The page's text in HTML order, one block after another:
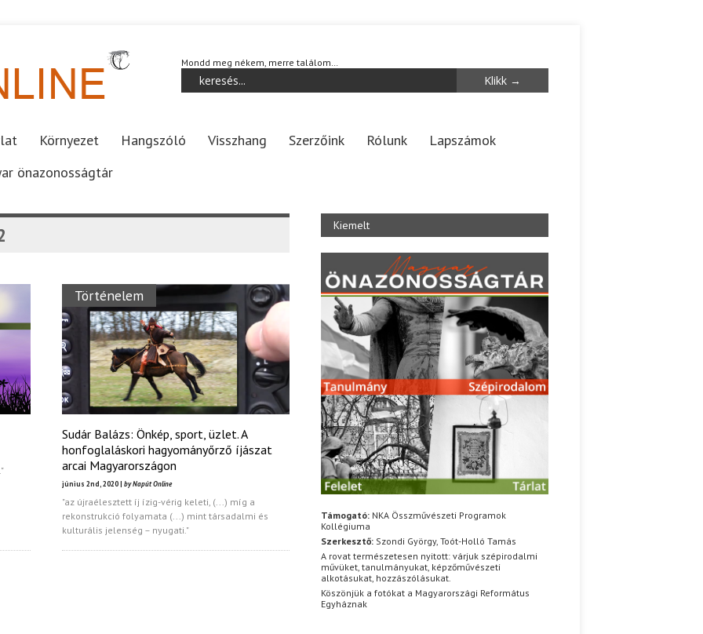
Mondd meg nékem, merre találom…
Környezet Hangszóló Visszhang Szerzőink Rólunk
Lapszámok
önazonosságtár
Történelem
Sudár Balázs: Önkép, sport, üzlet. A
honfoglaláskori hagyományőrző íjászat
arcai Magyarországon
június 2nd, 2020 | by Napút Online
"az újraélesztett íj ízig-vérig keleti, (...) míg a
rekonstrukció folyamata (...) mint társadalmi és
kulturális jelenség – nyugati."
Kiemelt
Támogató: NKA Összművészeti Programok
Kollégiuma
Szerkesztő: Szondi György, Toót-Holló Tamás
A rovat természetesen nyitott: várjuk szépirodalmi
művüket, tanulmányukat, képzőművészeti
alkotásukat, hozzászólásukat.
Köszönjük a fotókat a Magyarországi Református
Egyháznak